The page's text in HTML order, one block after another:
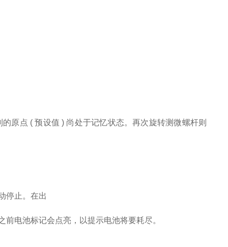
原点 ( 预设值 ) 尚处于记忆状态。再次旋转测微螺杆则
停止。在出
电池标记会点亮，以提示电池将要耗尽。